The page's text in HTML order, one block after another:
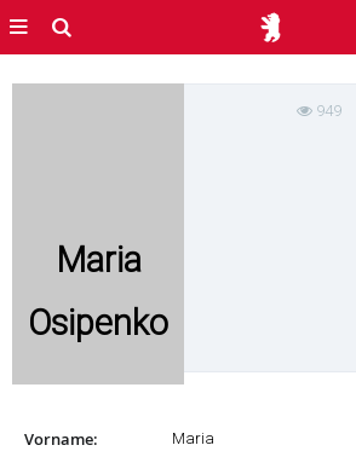
Profil
Maria
Osipenko
949
Vorname: Maria